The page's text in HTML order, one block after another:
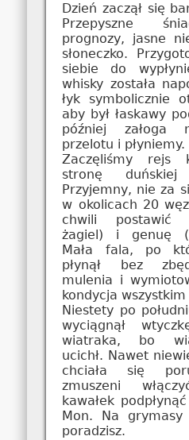
Dzień zaczął się
Przepyszne
prognozy, jasne
słoneczko.
siebie do
whisky została
łyk symbolicznie
aby był łaskawy
później załoga
przelotu i płyniemy.
Zaczęliśmy rejs
stronę
Przyjemny, nie za
w okolicach 20
chwili postawić
żagiel) i genuę
Mała fala, po
płynął bez
mulenia i
kondycja
Niestety po
wyciągnął
wiatraka, bo
ucichł. Nawet
chciała się
zmuszeni
kawałek
Mon. Na
poradzisz.